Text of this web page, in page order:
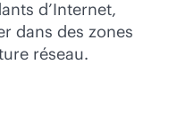
d’Internet,
dans des zones
réseau.